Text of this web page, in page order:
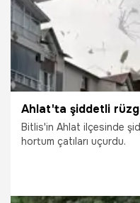
Bitlis'in Ahlat ilçesinde
hortum çatıları uçurdu.